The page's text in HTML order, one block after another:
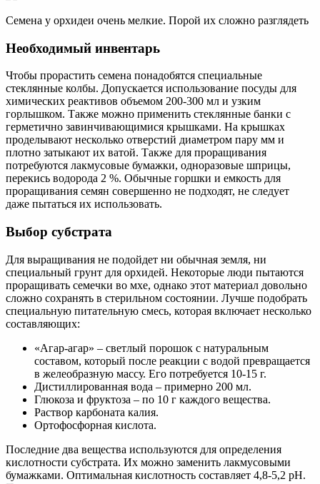
Семена у орхидеи очень мелкие. Порой их сложно разглядеть
Необходимый инвентарь
Чтобы прорастить семена понадобятся специальные
стеклянные колбы. Допускается использование посуды для
химических реактивов объемом 200-300 мл и узким
горлышком. Также можно применить стеклянные банки с
герметично завинчивающимися крышками. На крышках
проделывают несколько отверстий диаметром пару мм и
плотно затыкают их ватой. Также для проращивания
потребуются лакмусовые бумажки, одноразовые шприцы,
перекись водорода 2 %. Обычные горшки и емкость для
проращивания семян совершенно не подходят, не следует
даже пытаться их использовать.
Выбор субстрата
Для выращивания не подойдет ни обычная земля, ни
специальный грунт для орхидей. Некоторые люди пытаются
проращивать семечки во мхе, однако этот материал довольно
сложно сохранять в стерильном состоянии. Лучше подобрать
специальную питательную смесь, которая включает несколько
составляющих:
«Агар-агар» – светлый порошок с натуральным
составом, который после реакции с водой превращается
в желеобразную массу. Его потребуется 10-15 г.
Дистиллированная вода – примерно 200 мл.
Глюкоза и фруктоза – по 10 г каждого вещества.
Раствор карбоната калия.
Ортофосфорная кислота.
Последние два вещества используются для определения
кислотности субстрата. Их можно заменить лакмусовыми
бумажками. Оптимальная кислотность составляет 4,8-5,2 pH.